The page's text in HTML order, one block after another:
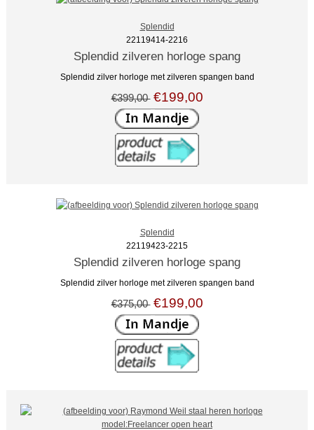
Splendid
22119414-2216
Splendid zilveren horloge spang
Splendid zilver horloge met zilveren spangen band
€399,00 €199,00
Splendid
22119423-2215
Splendid zilveren horloge spang
Splendid zilver horloge met zilveren spangen band
€375,00 €199,00